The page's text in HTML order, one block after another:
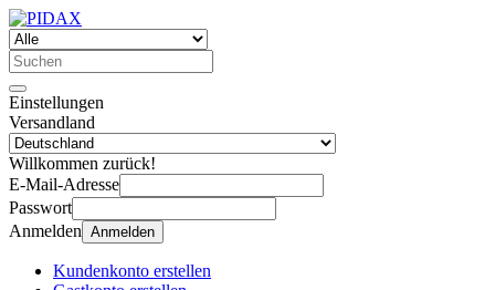
Einstellungen
Versandland
Willkommen zurück!
E-Mail-Adresse
Passwort
Anmelden Anmelden
Kundenkonto erstellen